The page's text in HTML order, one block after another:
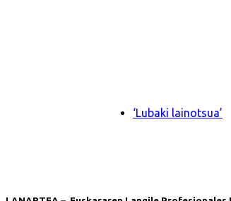
‘Lubaki lainotsua’